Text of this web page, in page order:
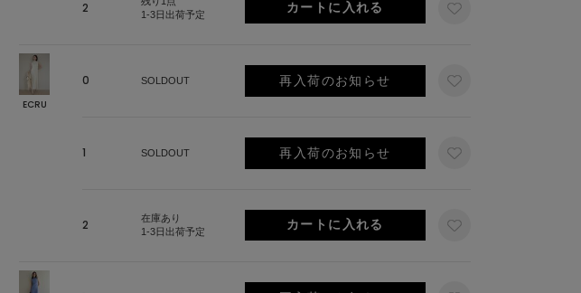
2
1-3日出荷予定
ECRU
0 SOLDOUT 再入荷のお知らせ
1 SOLDOUT 再入荷のお知らせ
2
在庫あり
1-3日出荷予定